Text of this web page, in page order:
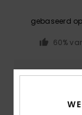
gebaseerd op
60%